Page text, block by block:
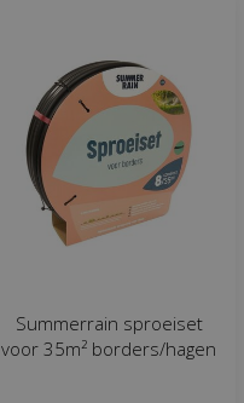
Summerrain sproeiset
voor 35m² borders/hagen